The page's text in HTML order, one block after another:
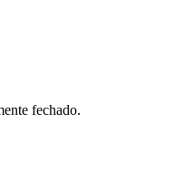
fechado.